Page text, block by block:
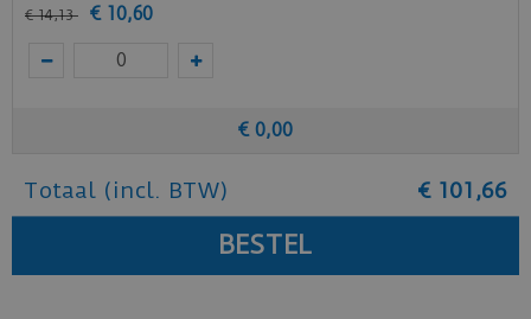
€ 14,13 € 10,60
€ 0,00
Totaal (incl. BTW) € 101 ,66